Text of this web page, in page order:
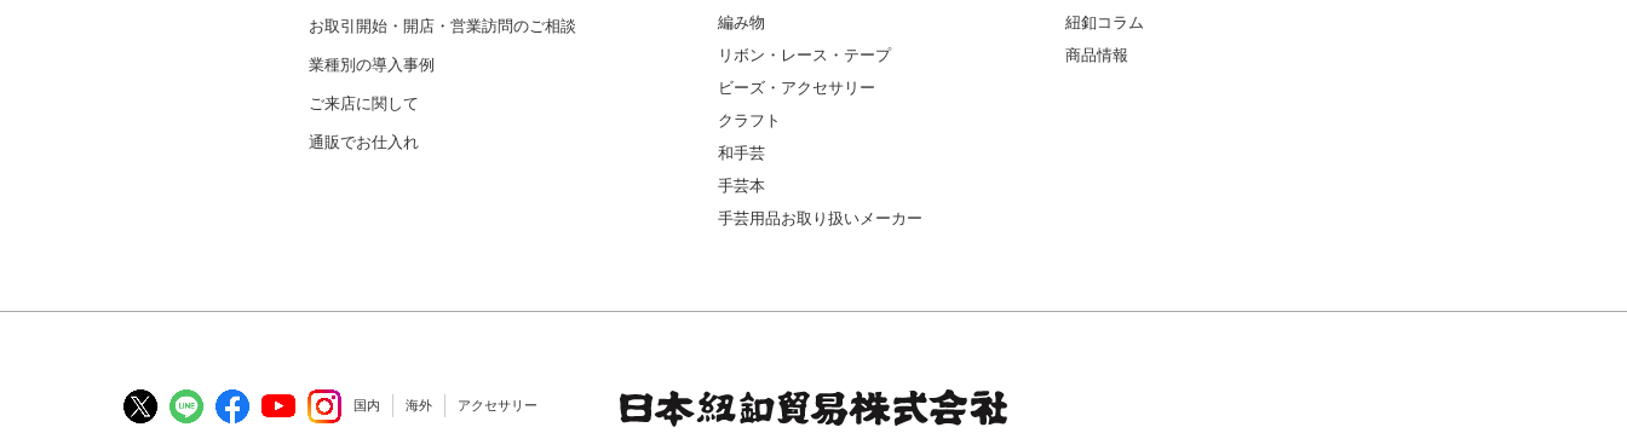
お取引開始・開店・営業訪問のご相談
業種別の導入事例
ご来店に関して
通販でお仕入れ
編み物
リボン・レース・テープ
ビーズ・アクセサリー
クラフト
和手芸
手芸本
手芸用品お取り扱いメーカー
紐釦コラム
商品情報
国内 海外 アクセサリー